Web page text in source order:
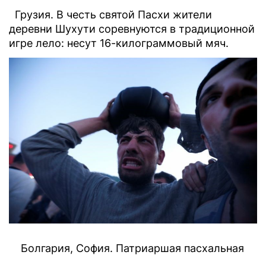
Грузия. В честь святой Пасхи жители
деревни Шухути соревнуются в традиционной
игре лело: несут 16-килограммовый мяч.
Болгария, София. Патриаршая пасхальная